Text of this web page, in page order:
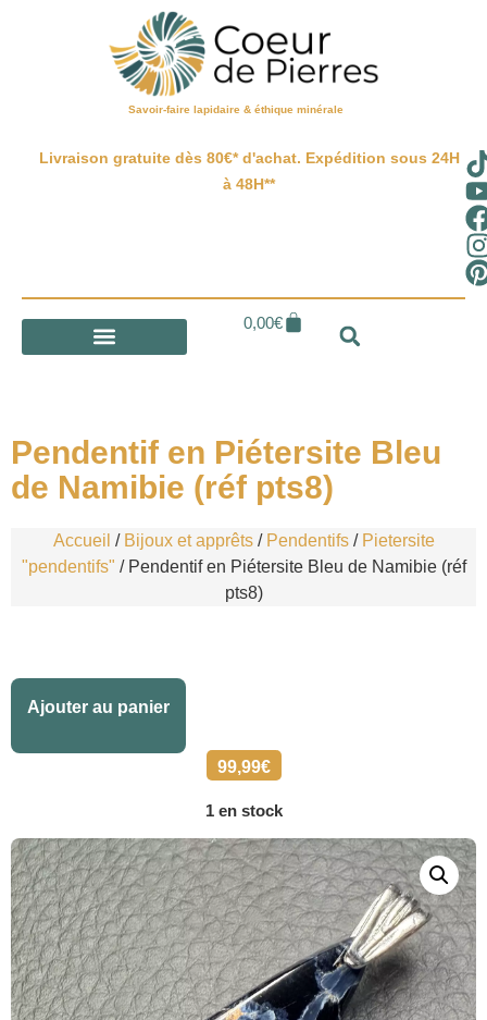
Savoir-faire lapidaire & éthique minérale
Livraison gratuite dès 80€* d'achat. Expédition sous 24H
à 48H**
0,00€
Pendentif en Piétersite Bleu
de Namibie (réf pts8)
Accueil / Bijoux et apprêts/ Pendentifs/ Pietersite
"pendentifs" / Pendentif en Piétersite Bleu de Namibie (réf
pts8)
99,99€
1 en stock
Ajouter au panier